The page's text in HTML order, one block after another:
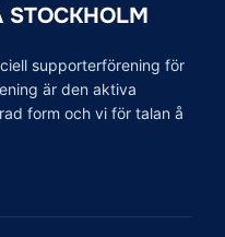
supporterförening för
är den aktiva
form och vi för talan å